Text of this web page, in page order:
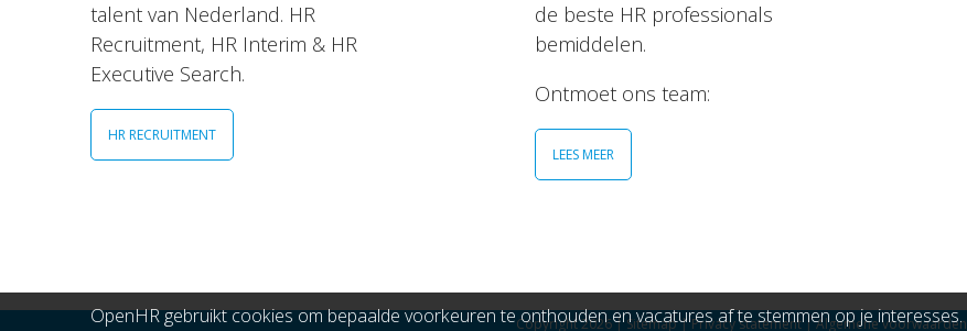
talent van Nederland. HR
Recruitment, HR Interim & HR
Executive Search.
HR RECRUITMENT
de beste HR professionals
bemiddelen.
Ontmoet ons team:
LEES MEER
Copyright 2026|Sitemap|Privacy statement |Algemene voorwaarden
OpenHR gebruikt cookies om bepaalde voorkeuren te onthouden en vacatures af te stemmen op je interesses.